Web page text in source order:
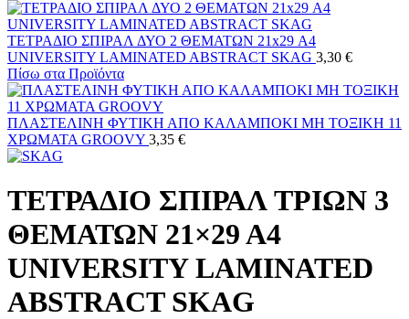
ΤΕΤΡΑΔΙΟ ΣΠΙΡΑΛ ΔΥΟ 2 ΘΕΜΑΤΩΝ 21x29 Α4
UNIVERSITY LAMIΝATED ABSTRACT SKAG 3,30 €
Πίσω στα Προϊόντα
ΠΛΑΣΤΕΛΙΝΗ ΦΥΤΙΚΗ ΑΠΟ ΚΑΛΑΜΠΟΚΙ ΜΗ ΤΟΞΙΚΗ 11
ΧΡΩΜΑΤΑ GROOVY 3,35 €
ΤΕΤΡΑΔΙΟ ΣΠΙΡΑΛ ΤΡΙΩΝ 3
ΘΕΜΑΤΩΝ 21×29 Α4
UNIVERSITY LAMIΝATED
ABSTRACT SKAG